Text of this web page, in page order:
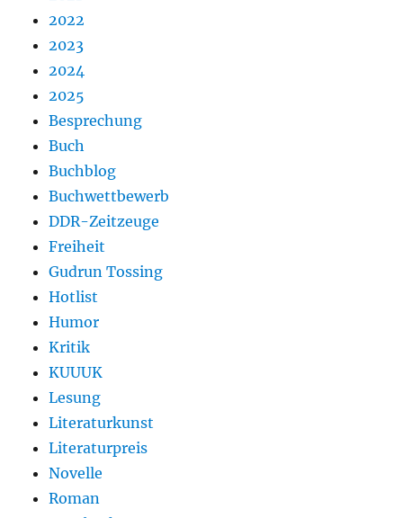
2022
2023
2024
2025
Besprechung
Buch
Buchblog
Buchwettbewerb
DDR-Zeitzeuge
Freiheit
Gudrun Tossing
Hotlist
Humor
Kritik
KUUUK
Lesung
Literaturkunst
Literaturpreis
Novelle
Roman